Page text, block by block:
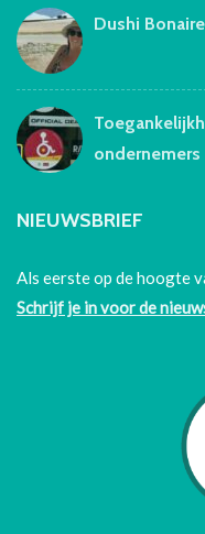
Dushi Bonaire
ondernemers
NIEUWSBRIEF
Als eerste op de hoogte
Schrijf je in voor de